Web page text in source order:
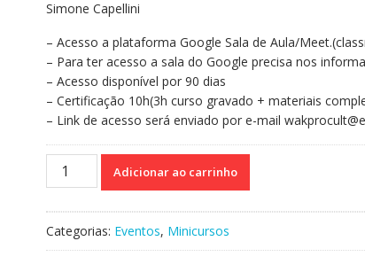
Simone Capellini
– Acesso a plataforma Google Sala de Aula/
– Para ter acesso a sala do Google precisa nos
– Acesso disponível por 90 dias
– Certificação 10h(3h curso gravado + materiais
– Link de acesso será enviado por e-mail
Curso
4
Adicionar ao carrinho
Categorias: Eventos, Minicursos